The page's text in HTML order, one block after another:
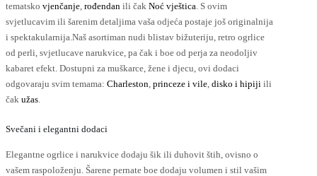
tematsko vjenčanje, rođendan ili čak Noć vještica. S ovim
svjetlucavim ili šarenim detaljima vaša odjeća postaje još originalnija
i spektakularnija.Naš asortiman nudi blistav bižuteriju, retro ogrlice
od perli, svjetlucave narukvice, pa čak i boe od perja za neodoljiv
kabaret efekt. Dostupni za muškarce, žene i djecu, ovi dodaci
odgovaraju svim temama: Charleston, princeze i vile, disko i hipiji ili
čak užas.
Svečani i elegantni dodaci
Elegantne ogrlice i narukvice dodaju šik ili duhovit štih, ovisno o
vašem raspoloženju. Šarene pernate boe dodaju volumen i stil vašim